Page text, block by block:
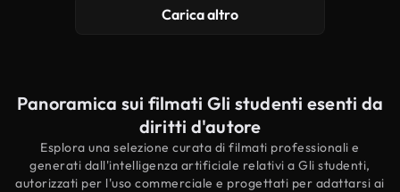
Carica altro
Panoramica sui filmati Gli studenti esenti da
diritti d'autore
Esplora una selezione curata di filmati professionali e
generati dall'intelligenza artificiale relativi a Gli studenti,
autorizzati per l'uso commerciale e progettati per adattarsi ai